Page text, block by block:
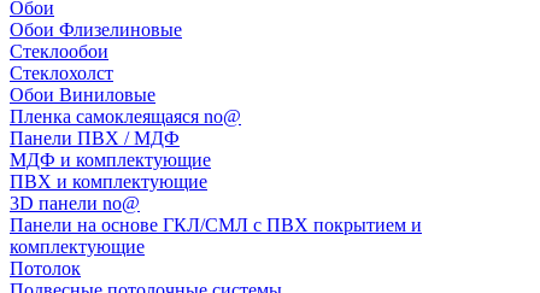
Обои
Обои Флизелиновые
Стеклообои
Стеклохолст
Обои Виниловые
Пленка самоклеящаяся no@
Панели ПВХ / МДФ
МДФ и комплектующие
ПВХ и комплектующие
3D панели no@
Панели на основе ГКЛ/СМЛ с ПВХ покрытием и
комплектующие
Потолок